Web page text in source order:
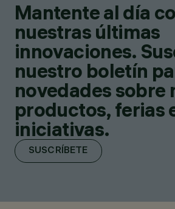
Mantente al día
nuestras últimas
innovaciones.
nuestro boletín
novedades sobre
productos, ferias
iniciativas.
SUSCRÍBETE